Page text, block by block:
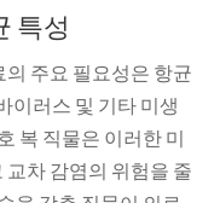
특성
의 주요 필요성은 항균
이러스 및 기타 미생
복 직물은 이러한 미
차 감염의 위험을 줄